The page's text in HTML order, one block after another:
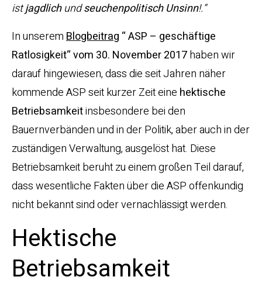
istjagdlichundseuchenpolitisch Unsinn!.“
In unseremBlogbeitrag “ ASP – geschäftige
Ratlosigkeit“ vom 30. November 2017haben wir
darauf hingewiesen, dass die seit Jahren näher
kommende ASP seit kurzer Zeit eine hektische
Betriebsamkeitinsbesondere bei den
Bauernverbänden und in der Politik, aber auch in der
zuständigen Verwaltung, ausgelöst hat. Diese
Betriebsamkeit beruht zu einem großen Teil darauf,
dass wesentliche Fakten über die ASP offenkundig
nicht bekannt sind oder vernachlässigt werden.
Hektische
Betriebsamkeit